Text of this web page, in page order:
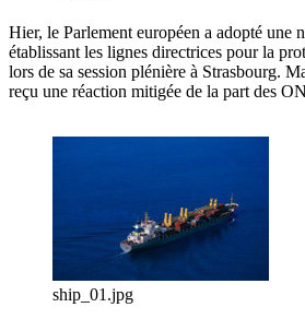
Hier, le Parlement européen a adopté une
établissant les lignes directrices pour la
lors de sa session plénière à Strasbourg.
reçu une réaction mitigée de la part des
ship_01.jpg